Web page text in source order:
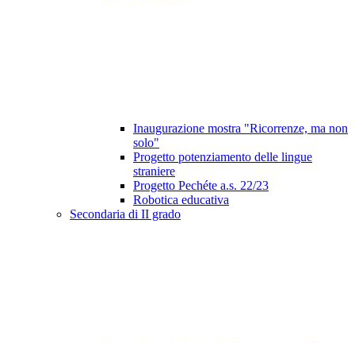
Inaugurazione mostra "Ricorrenze, ma non
solo"
Progetto potenziamento delle lingue
straniere
Progetto Pechéte a.s. 22/23
Robotica educativa
Secondaria di II grado